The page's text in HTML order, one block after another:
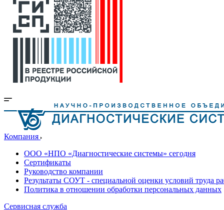
Компания
ООО «НПО «Диагностические системы» сегодня
Сертификаты
Руководство компании
Результаты СОУТ - специальной оценки условий труда
Политика в отношении обработки персональных данных
Сервисная служба